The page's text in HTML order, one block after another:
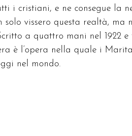
i cristiani, e ne consegue la
solo vissero questa realtà,
a quattro mani nel 1922
è l’opera nella quale i
nel mondo.